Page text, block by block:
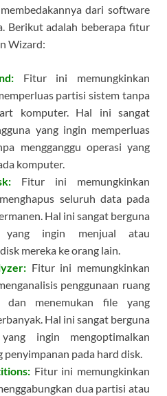
dari software
Berikut adalah beberapa fitur
Wizard:
Fitur ini memungkinkan
partisi sistem tanpa
komputer. Hal ini sangat
yang ingin memperluas
mengganggu operasi yang
komputer.
Fitur ini memungkinkan
seluruh data pada
Hal ini sangat berguna
yang ingin menjual atau
mereka ke orang lain.
Fitur ini memungkinkan
penggunaan ruang
menemukan file yang
Hal ini sangat berguna
ingin mengoptimalkan
penyimpanan pada hard disk.
Fitur ini memungkinkan
dua partisi atau